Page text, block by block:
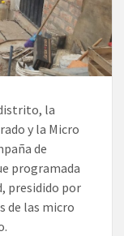
la
y la Micro
de
programada
presidido por
de las micro